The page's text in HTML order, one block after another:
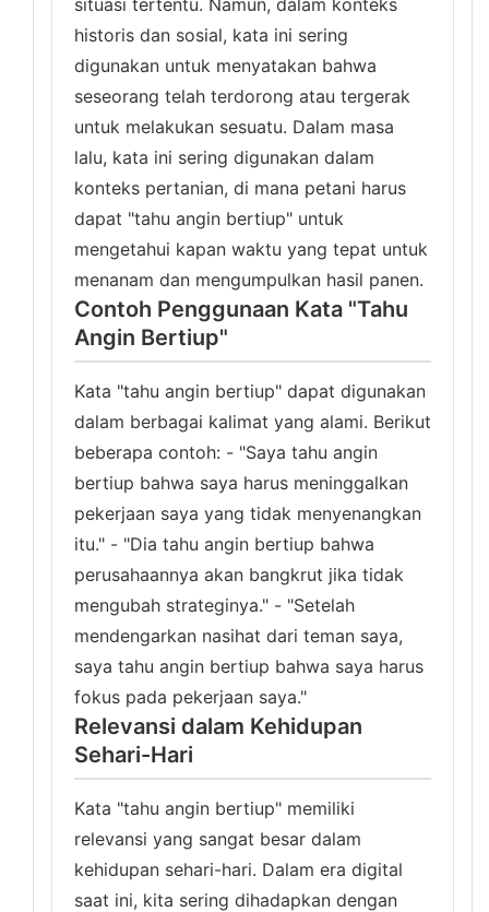
situasi tertentu. Namun, dalam konteks
historis dan sosial, kata ini sering
digunakan untuk menyatakan bahwa
seseorang telah terdorong atau tergerak
untuk melakukan sesuatu. Dalam masa
lalu, kata ini sering digunakan dalam
konteks pertanian, di mana petani harus
dapat "tahu angin bertiup" untuk
mengetahui kapan waktu yang tepat untuk
menanam dan mengumpulkan hasil panen.
Contoh Penggunaan Kata "Tahu
Angin Bertiup"
Kata "tahu angin bertiup" dapat digunakan
dalam berbagai kalimat yang alami. Berikut
beberapa contoh: - "Saya tahu angin
bertiup bahwa saya harus meninggalkan
pekerjaan saya yang tidak menyenangkan
itu." - "Dia tahu angin bertiup bahwa
perusahaannya akan bangkrut jika tidak
mengubah strateginya." - "Setelah
mendengarkan nasihat dari teman saya,
saya tahu angin bertiup bahwa saya harus
fokus pada pekerjaan saya."
Relevansi dalam Kehidupan
Sehari-Hari
Kata "tahu angin bertiup" memiliki
relevansi yang sangat besar dalam
kehidupan sehari-hari. Dalam era digital
saat ini, kita sering dihadapkan dengan